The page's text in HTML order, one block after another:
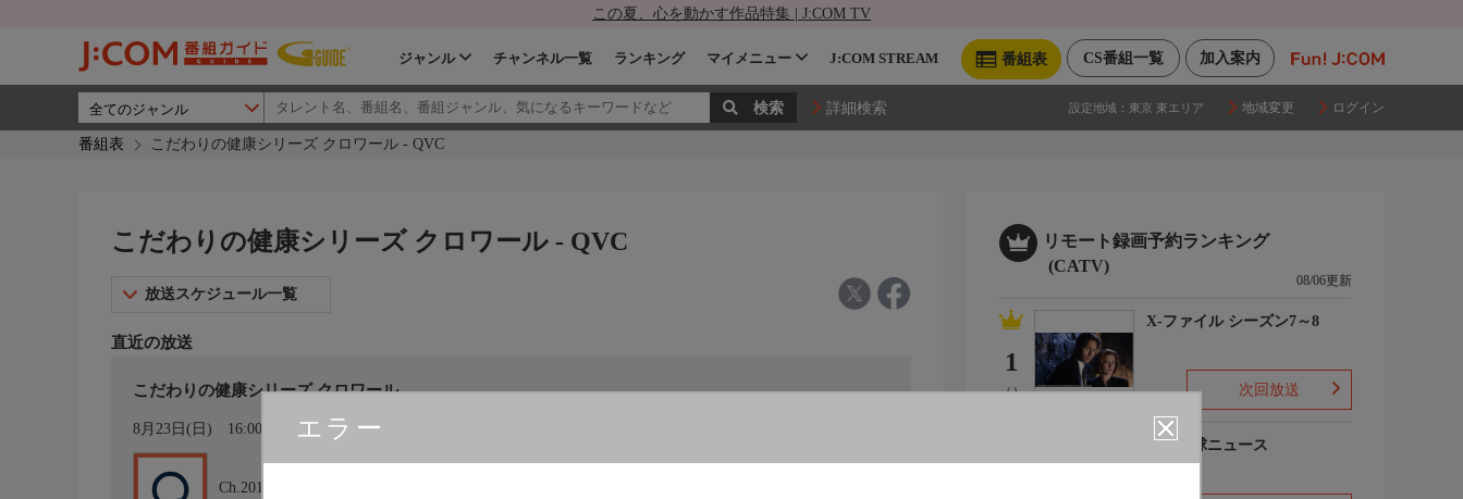
この夏、心を動かす作品特集 | J:COM TV
加入案内
CS番組一覧
番組表
ジャンル チャンネル一覧 ランキング マイメニュー J:COM STREAM
詳細検索 設定地域： 東京 東エリア 地域変更 ログイン
番組表 こだわりの健康シリーズ クロワール - QVC
エラー
こだわりの健康シリーズ クロワール - QVC
放送スケジュール一覧
直近の放送
こだわりの健康シリーズ クロワール
8月23日(日) 16:00〜17:00 カレンダー登録
Ch.201
リモート録画予約ランキング
(CATV)
08/06更新
1
(-)
X-ファイル シーズン7～8
次回放送
プロ野球ニュース